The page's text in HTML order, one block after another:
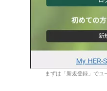
まずは「新規登録」でユ